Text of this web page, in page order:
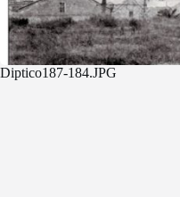
Diptico187-184.JPG